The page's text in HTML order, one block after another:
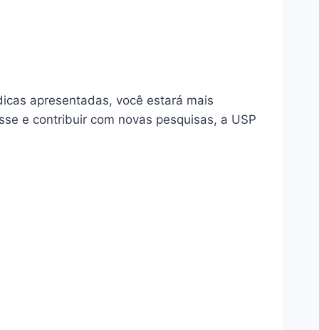
apresentadas, você estará mais
e contribuir com novas pesquisas, a USP